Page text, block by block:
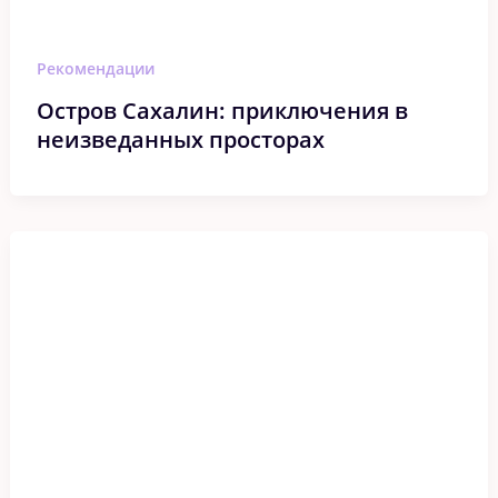
Рекомендации
Остров Сахалин: приключения в
неизведанных просторах